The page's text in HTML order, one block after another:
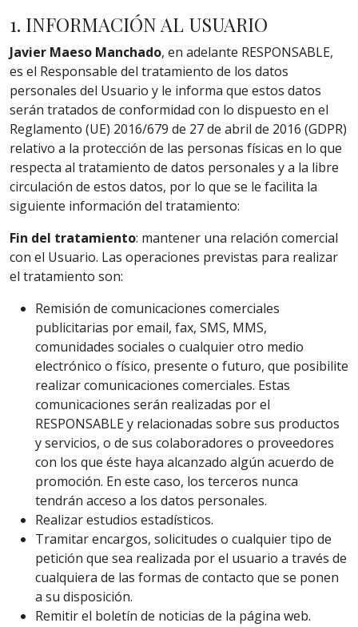
1. INFORMACIÓN AL USUARIO
Javier Maeso Manchado, en adelante RESPONSABLE,
es el Responsable del tratamiento de los datos
personales del Usuario y le informa que estos datos
serán tratados de conformidad con lo dispuesto en el
Reglamento (UE) 2016/679 de 27 de abril de 2016 (GDPR)
relativo a la protección de las personas físicas en lo que
respecta al tratamiento de datos personales y a la libre
circulación de estos datos, por lo que se le facilita la
siguiente información del tratamiento:
Fin del tratamiento: mantener una relación comercial
con el Usuario. Las operaciones previstas para realizar
el tratamiento son:
Remisión de comunicaciones comerciales
publicitarias por email, fax, SMS, MMS,
comunidades sociales o cualquier otro medio
electrónico o físico, presente o futuro, que posibilite
realizar comunicaciones comerciales. Estas
comunicaciones serán realizadas por el
RESPONSABLE y relacionadas sobre sus productos
y servicios, o de sus colaboradores o proveedores
con los que éste haya alcanzado algún acuerdo de
promoción. En este caso, los terceros nunca
tendrán acceso a los datos personales.
Realizar estudios estadísticos.
Tramitar encargos, solicitudes o cualquier tipo de
petición que sea realizada por el usuario a través de
cualquiera de las formas de contacto que se ponen
a su disposición.
Remitir el boletín de noticias de la página web.